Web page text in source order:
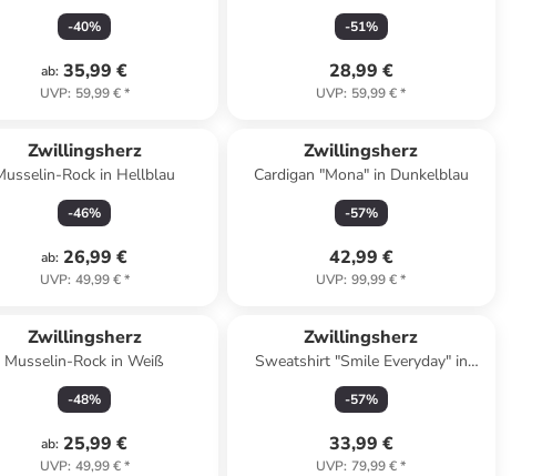
-40%
ab: 35,99 €
UVP: 59,99 €*
-51%
28,99 €
UVP: 59,99 €*
Zwillingsherz
Rock in Hellblau
-46%
ab: 26,99 €
UVP: 49,99 €*
Zwillingsherz
Cardigan "Mona" in Dunkelblau
-57%
42,99 €
UVP: 99,99 €*
Zwillingsherz
Musselin-Rock in Weiß
-48%
ab: 25,99 €
UVP: 49,99 €*
Zwillingsherz
Sweatshirt "Smile Everyday" in
Rosa
-57%
33,99 €
UVP: 79,99 €*